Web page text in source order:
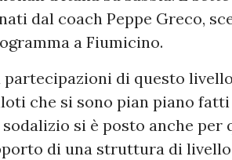
dal coach Peppe Greco,
a Fiumicino.
di questo
che si sono pian piano fatti
si è posto anche per
di una struttura di